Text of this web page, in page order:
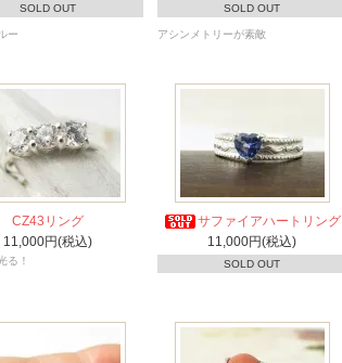
SOLD OUT
ー
SOLD OUT
アシンメトリーが素敵
CZ43リング
11,000円(税込)
る！
サファイアハートリング
11,000円(税込)
SOLD OUT